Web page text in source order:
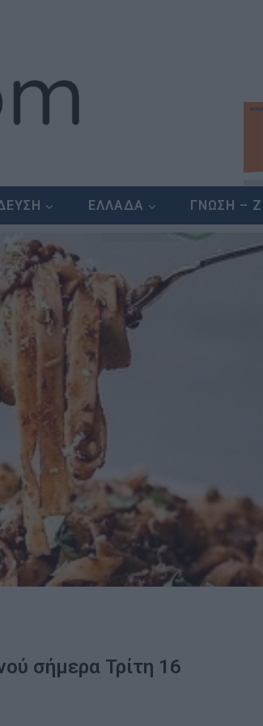
ΕΛΛΑΔΑ ΓΝΩΣΗ –
σήμερα Τρίτη 16